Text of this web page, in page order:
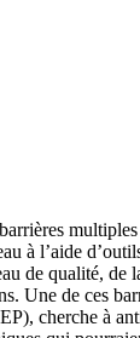
à l’aide
de qualité, de
Une de ces
cherche à